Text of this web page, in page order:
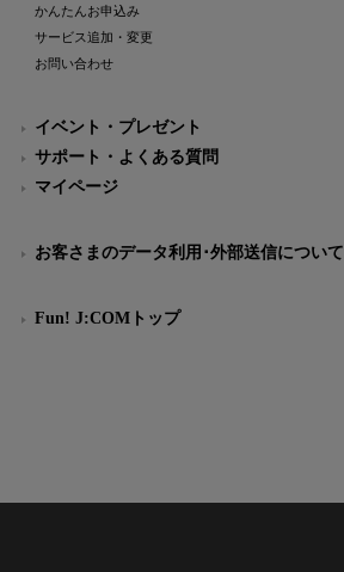
かんたんお申込み
サービス追加・変更
お問い合わせ
イベント・プレゼント
サポート・よくある質問
マイページ
お客さまのデータ利用･外部送信について
Fun! J:COMトップ